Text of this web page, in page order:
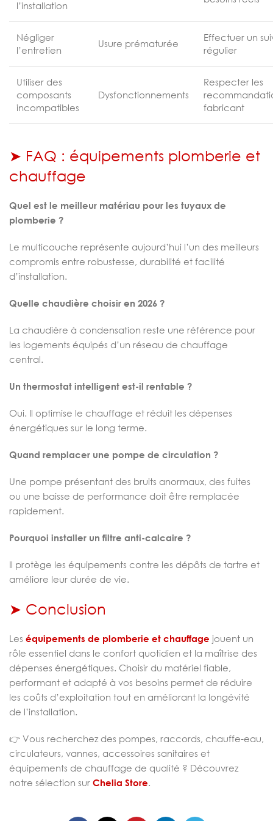
l’installation
Négliger
l’entretien
Usure prématurée
Effectuer un
régulier
Utiliser des
composants
incompatibles
Dysfonctionnements
Respecter les
fabricant
➤ FAQ : équipements plomberie et
chauffage
Quel est le meilleur matériau pour les tuyaux de
plomberie ?
Le multicouche représente aujourd’hui l’un des meilleurs
compromis entre robustesse, durabilité et facilité
d’installation.
Quelle chaudière choisir en 2026 ?
La chaudière à condensation reste une référence pour
les logements équipés d’un réseau de chauffage
central.
Un thermostat intelligent est-il rentable ?
Oui. Il optimise le chauffage et réduit les dépenses
énergétiques sur le long terme.
Quand remplacer une pompe de circulation ?
Une pompe présentant des bruits anormaux, des fuites
ou une baisse de performance doit être remplacée
rapidement.
Pourquoi installer un filtre anti-calcaire ?
Il protège les équipements contre les dépôts de tartre et
améliore leur durée de vie.
➤ Conclusion
Les équipements de plomberie et chauffage jouent un
rôle essentiel dans le confort quotidien et la maîtrise des
dépenses énergétiques. Choisir du matériel fiable,
performant et adapté à vos besoins permet de réduire
les coûts d’exploitation tout en améliorant la longévité
de l’installation.
👉 Vous recherchez des pompes, raccords, chauffe-eau,
circulateurs, vannes, accessoires sanitaires et
équipements de chauffage de qualité ? Découvrez
notre sélection sur Chelia Store.